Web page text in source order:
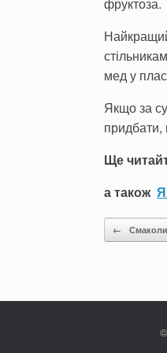
мед у
Якщо за
придбати,
Ще
а також
Post
←